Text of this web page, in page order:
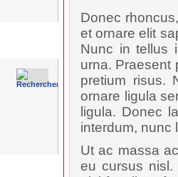
Donec
et ornare elit
Nunc in tellus
urna. Praesent
pretium risus.
ornare ligula
ligula. Donec
interdum, nunc
Ut ac massa
eu cursus nisl.